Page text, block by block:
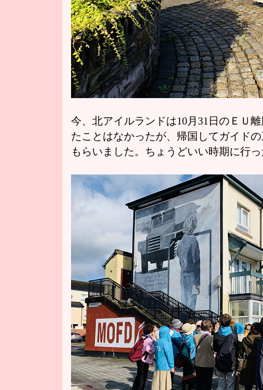
今、北アイルランドは10月31日のＥＵ
たことはなかったが、帰国してガイド
もらいました。ちょうどいい時期に行